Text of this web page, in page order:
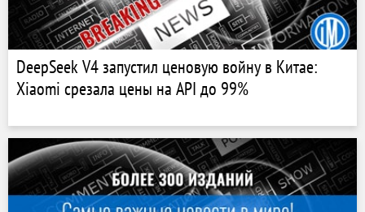
DeepSeek V4 запустил ценовую войну в Китае:
Xiaomi срезала цены на API до 99%